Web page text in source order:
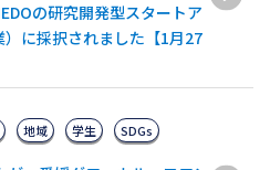
の研究開発型スタートア
）に採択されました【1月27
地域 学生 SDGs